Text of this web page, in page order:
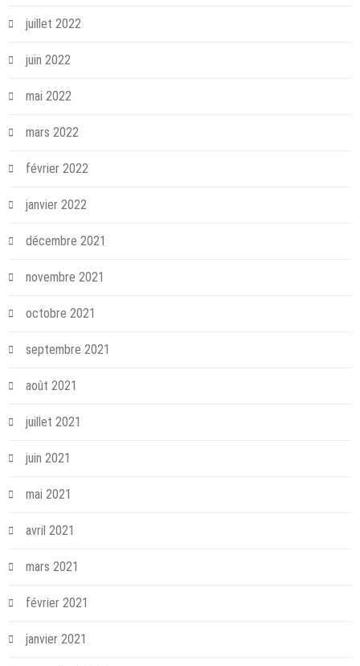
juillet 2022
juin 2022
mai 2022
mars 2022
février 2022
janvier 2022
décembre 2021
novembre 2021
octobre 2021
septembre 2021
août 2021
juillet 2021
juin 2021
mai 2021
avril 2021
mars 2021
février 2021
janvier 2021